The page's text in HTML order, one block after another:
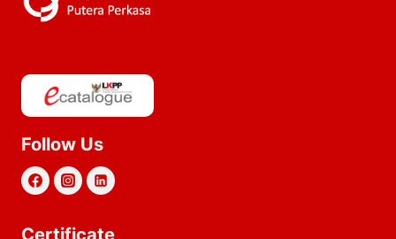
Follow Us
Certificate